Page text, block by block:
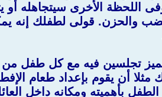
اللحظة الأخرى سيتجاهله
والحزن. قولى لطفلك إنه
فيه مع كل طفل من
أن يقوم بإعداد طعام
بأهميته ومكانه داخل